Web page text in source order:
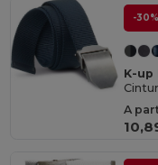
-30%
K-up
A